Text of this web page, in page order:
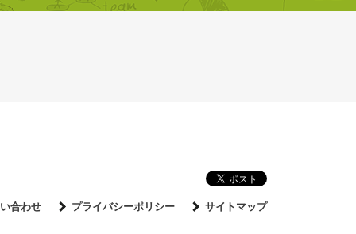
合わせ プライバシーポリシー サイトマップ